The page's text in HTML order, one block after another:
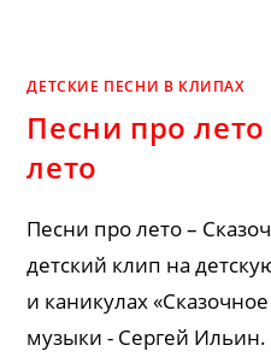
ДЕТСКИЕ ПЕСНИ В КЛИПАХ
Песни про
лето
Песни про лето –
детский клип на
и каникулах
музыки - Сергей Ильин.